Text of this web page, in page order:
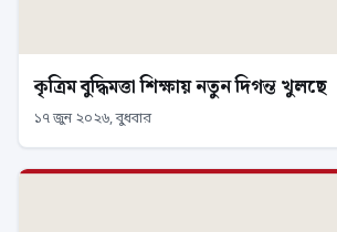
কৃত্রিম বুদ্ধিমত্তা শিক্ষায় নতুন দিগন্ত খুলছে
১৭ জুন ২০২৬, বুধবার